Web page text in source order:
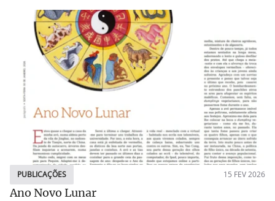
PUBLICAÇÕES 15 FEV 2026
Ano Novo Lunar